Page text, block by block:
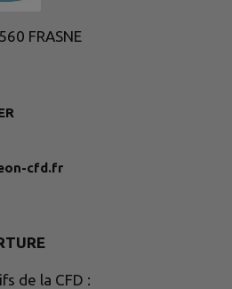
FRASNE
cfd.fr
de la CFD :